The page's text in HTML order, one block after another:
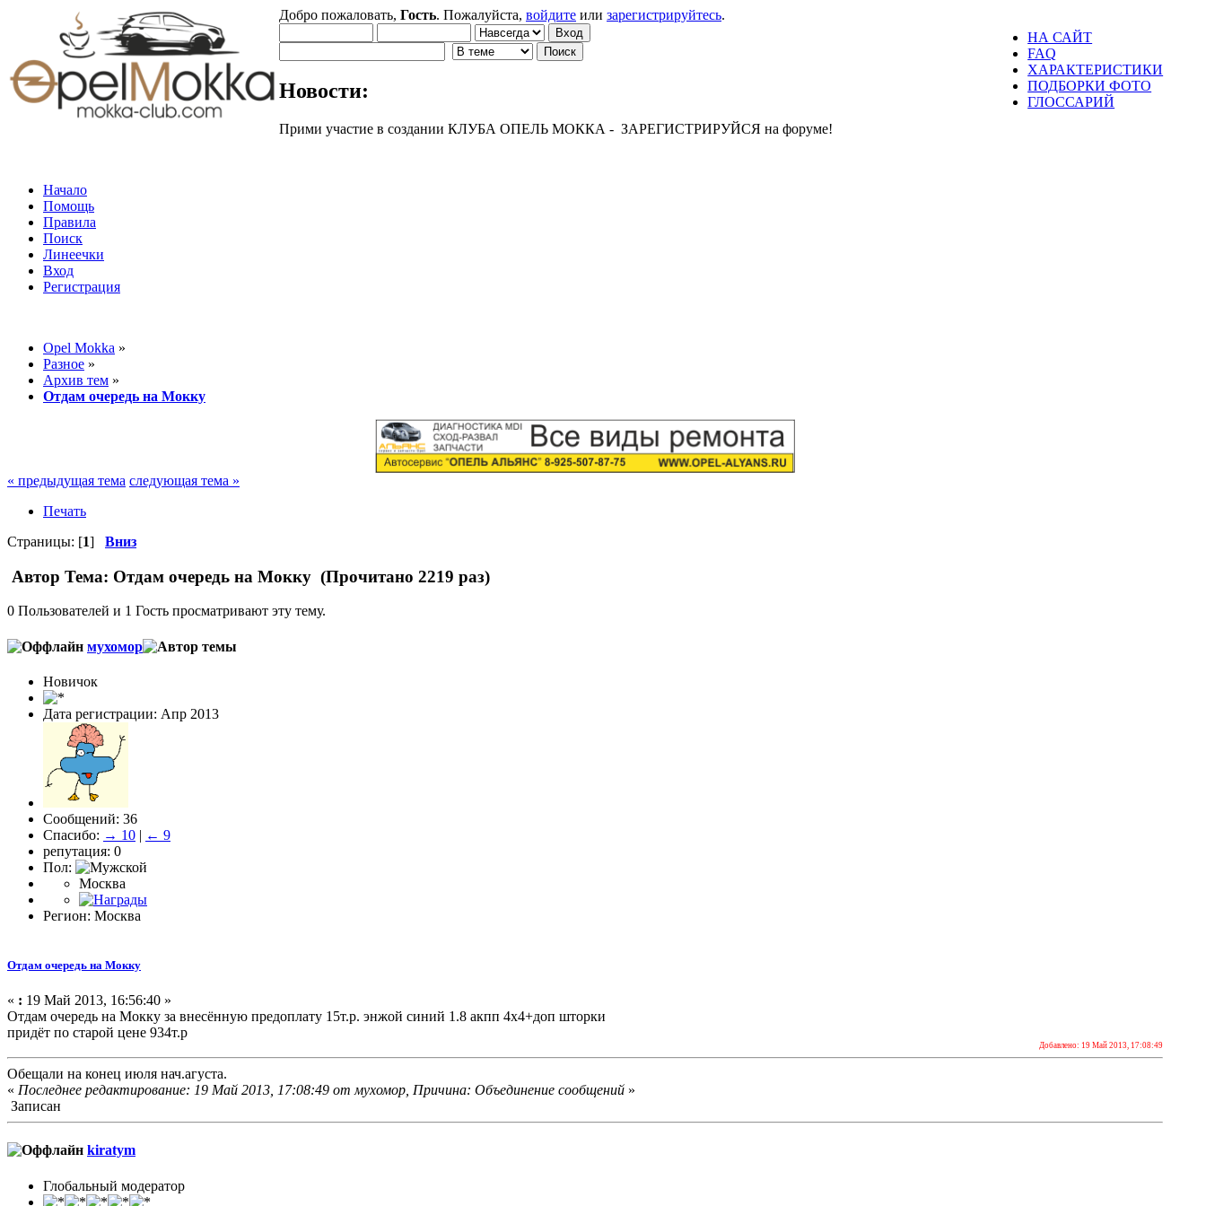
НА САЙТ
FAQ
ХАРАКТЕРИСТИКИ
ПОДБОРКИ ФОТО
ГЛОССАРИЙ
Добро пожаловать, Гость. Пожалуйста, войдите или зарегистрируйтесь.
Новости:
Прими участие в создании КЛУБА ОПЕЛЬ МОККА - ЗАРЕГИСТРИРУЙСЯ на форуме!
Начало
Помощь
Правила
Поиск
Линеечки
Вход
Регистрация
Opel Mokka »
Разное »
Архив тем »
Отдам очередь на Мокку
« предыдущая тема следующая тема »
Печать
Страницы: [1] Вниз
Автор Тема: Отдам очередь на Мокку (Прочитано 2219 раз)
0 Пользователей и 1 Гость просматривают эту тему.
мухомор
Новичок
Дата регистрации: Апр 2013
Сообщений: 36
Спасибо: → 10 | ← 9
репутация: 0
Пол:
Москва
Регион: Москва
Отдам очередь на Мокку
« : 19 Май 2013, 16:56:40 »
Отдам очередь на Мокку за внесённую предоплату 15т.р. энжой синий 1.8 акпп 4х4+доп шторки
придёт по старой цене 934т.р
Добавлено: 19 Май 2013, 17:08:49
Обещали на конец июля нач.агуста.
« Последнее редактирование: 19 Май 2013, 17:08:49 от мухомор, Причина: Объединение сообщений »
Записан
kiratym
Глобальный модератор